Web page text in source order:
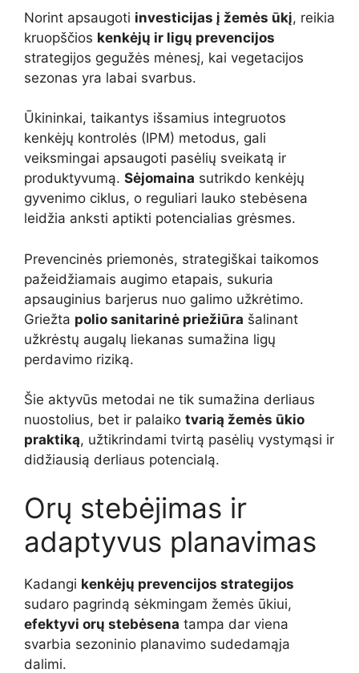
Norint apsaugoti investicijas į žemės ūkį, reikia
kruopščios kenkėjų ir ligų prevencijos
strategijos gegužės mėnesį, kai vegetacijos
sezonas yra labai svarbus.
Ūkininkai, taikantys išsamius integruotos
kenkėjų kontrolės (IPM) metodus, gali
veiksmingai apsaugoti pasėlių sveikatą ir
produktyvumą. Sėjomaina sutrikdo kenkėjų
gyvenimo ciklus, o reguliari lauko stebėsena
leidžia anksti aptikti potencialias grėsmes.
Prevencinės priemonės, strategiškai taikomos
pažeidžiamais augimo etapais, sukuria
apsauginius barjerus nuo galimo užkrėtimo.
Griežta polio sanitarinė priežiūra šalinant
užkrėstų augalų liekanas sumažina ligų
perdavimo riziką.
Šie aktyvūs metodai ne tik sumažina derliaus
nuostolius, bet ir palaiko tvarią žemės ūkio
praktiką, užtikrindami tvirtą pasėlių vystymąsi ir
didžiausią derliaus potencialą.
Orų stebėjimas ir
adaptyvus planavimas
Kadangi kenkėjų prevencijos strategijos
sudaro pagrindą sėkmingam žemės ūkiui,
efektyvi orų stebėsena tampa dar viena
svarbia sezoninio planavimo sudedamąja
dalimi.